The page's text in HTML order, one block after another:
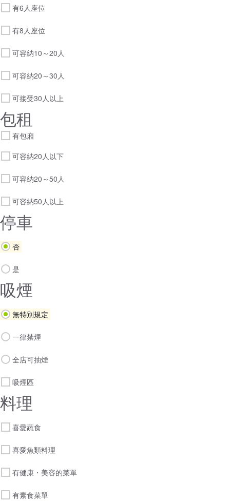
有6人座位
有8人座位
可容納10～20人
可容納20～30人
可接受30人以上
包租
有包廂
可容納20人以下
可容納20～50人
可容納50人以上
停車
否
是
吸煙
無特別規定
一律禁煙
全店可抽煙
吸煙區
料理
喜愛蔬食
喜愛魚類料理
有健康・美容的菜單
有素食菜單